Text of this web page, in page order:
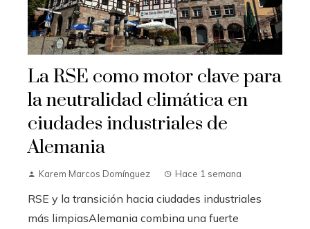
La RSE como motor clave para
la neutralidad climática en
ciudades industriales de
Alemania
Karem Marcos Domínguez Hace 1 semana
RSE y la transición hacia ciudades industriales
más limpiasAlemania combina una fuerte